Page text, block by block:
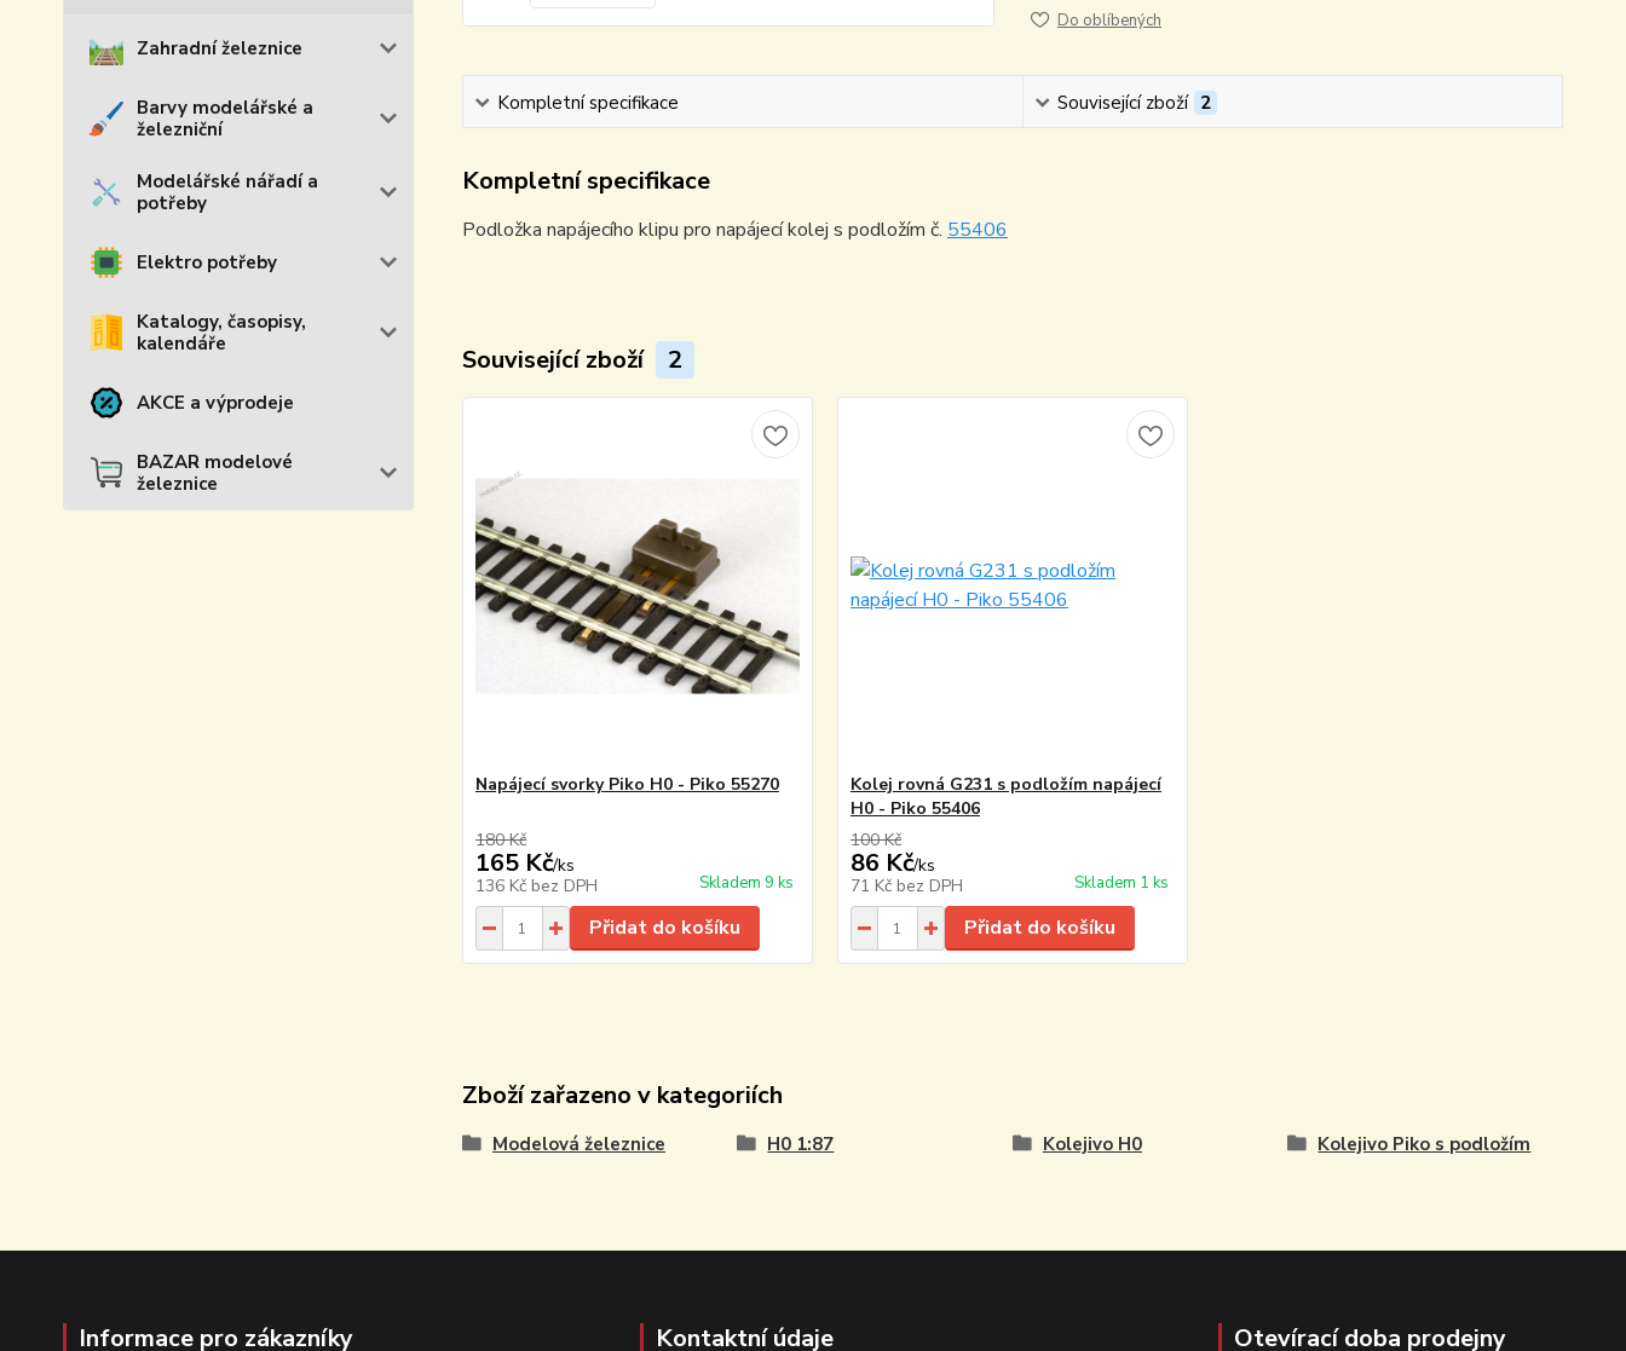
Zahradní železnice
Barvy modelářské a
železniční
Modelářské nářadí a
potřeby
Elektro potřeby
Katalogy, časopisy,
kalendáře
AKCE a výprodeje
BAZAR modelové
železnice
Do oblíbených
Kompletní specifikace Související zboží 2
Kompletní specifikace
Podložka napájecího klipu pro napájecí kolej s podložím č. 55406
Související zboží 2
Napájecí svorky Piko H0 - Piko 55270
180 Kč
165 Kč/ks
136 Kč bez DPH Skladem 9 ks
Přidat do košíku
Kolej rovná G231 s podložím napájecí
H0 - Piko 55406
100 Kč
86 Kč/ks
71 Kč bez DPH Skladem 1 ks
Přidat do košíku
Zboží zařazeno v kategoriích
Modelová železnice H0 1:87 Kolejivo H0 Kolejivo Piko s podložím
Informace pro zákazníky Kontaktní údaje Otevírací doba prodejny